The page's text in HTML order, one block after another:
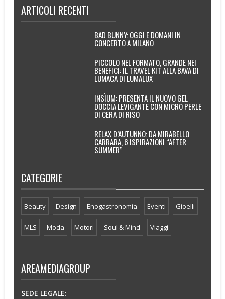
ARTICOLI RECENTI
BAD BUNNY: OGGI E DOMANI IN
CONCERTO A MILANO
PICCOLO NEL FORMATO, GRANDE NEI
BENEFICI: IL TRAVEL KIT ALLA BAVA DI
LUMACA DI LUMALUX
INSÌUM: PRESENTA IL NUOVO GEL
DOCCIA LEVIGANTE CON MICRO PERLE
DI CERA DI RISO
RELAX D’AUTUNNO: DA MIRABELLO
CARRARA, 6 ISPIRAZIONI “AFTER
SUMMER”
CATEGORIE
Beauty Design Enogastronomia Eventi Gioelli
MLS Moda Motori Soul & Mind Viaggi
AREAMEDIAGROUP
SEDE LEGALE: